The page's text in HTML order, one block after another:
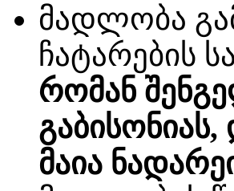
მადლობა
ჩატარების
რომან
მაია